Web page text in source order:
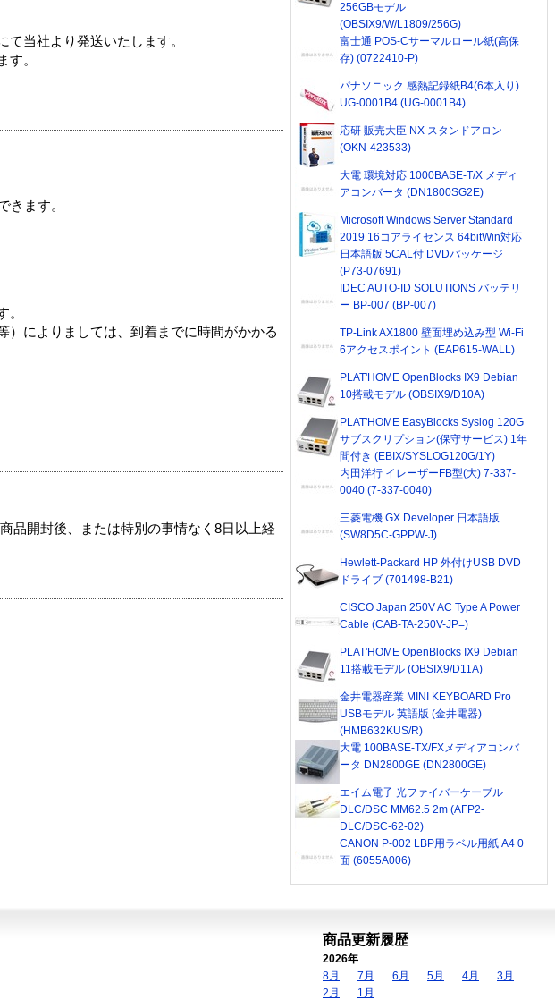
当社より発送いたします。
す。
きます。
。
）によりましては、到着までに時間がかかる
品開封後、または特別の事情なく8日以上経
256GBモデル
(OBSIX9/W/L1809/256G)
富士通 POS-Cサーマルロール紙(高保
存) (0722410-P)
パナソニック 感熱記録紙B4(6本入り)
UG-0001B4 (UG-0001B4)
応研 販売大臣 NX スタンドアロン
(OKN-423533)
大電 環境対応 1000BASE-T/X メディ
アコンバータ (DN1800SG2E)
Microsoft Windows Server Standard
2019 16コアライセンス 64bitWin対応
日本語版 5CAL付 DVDパッケージ
(P73-07691)
IDEC AUTO-ID SOLUTIONS バッテリ
ー BP-007 (BP-007)
TP-Link AX1800 壁面埋め込み型 Wi-Fi
6アクセスポイント (EAP615-WALL)
PLAT'HOME OpenBlocks IX9 Debian
10搭載モデル (OBSIX9/D10A)
PLAT'HOME EasyBlocks Syslog 120G
サブスクリプション(保守サービス) 1年
間付き (EBIX/SYSLOG120G/1Y)
内田洋行 イレーザーFB型(大) 7-337-
0040 (7-337-0040)
三菱電機 GX Developer 日本語版
(SW8D5C-GPPW-J)
Hewlett-Packard HP 外付けUSB DVD
ドライブ (701498-B21)
CISCO Japan 250V AC Type A Power
Cable (CAB-TA-250V-JP=)
PLAT'HOME OpenBlocks IX9 Debian
11搭載モデル (OBSIX9/D11A)
金井電器産業 MINI KEYBOARD Pro
USBモデル 英語版 (金井電器)
(HMB632KUS/R)
大電 100BASE-TX/FXメディアコンバ
ータ DN2800GE (DN2800GE)
エイム電子 光ファイバーケーブル
DLC/DSC MM62.5 2m (AFP2-
DLC/DSC-62-02)
CANON P-002 LBP用ラベル用紙 A4 0
面 (6055A006)
商品更新履歴
2026年
8月
7月 6月 5月 4月
3月
2月
1月